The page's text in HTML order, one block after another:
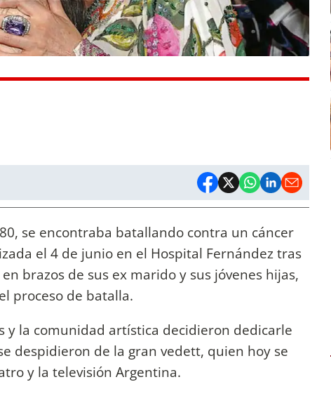
se encontraba batallando contra un cáncer
el 4 de junio en el Hospital Fernández tras
brazos de sus ex marido y sus jóvenes hijas,
proceso de batalla.
y la comunidad artística decidieron dedicarle
despidieron de la gran vedett, quien hoy se
y la televisión Argentina.